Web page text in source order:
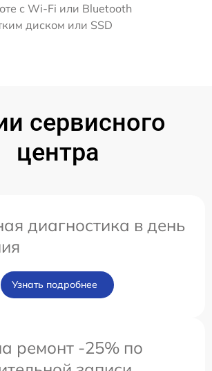
с Wi-Fi или Bluetooth
диском или SSD
сервисного
центра
диагностика в день
Узнать подробнее
ремонт -25% по